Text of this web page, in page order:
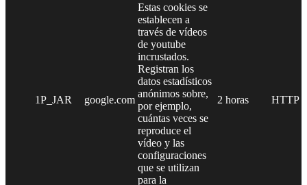
1P_JAR google.com
Estas cookies se
establecen a
través de vídeos
de youtube
incrustados.
Registran los
datos estadísticos
anónimos sobre,
por ejemplo,
cuántas veces se
reproduce el
vídeo y las
configuraciones
que se utilizan
para la
2 horas HTTP